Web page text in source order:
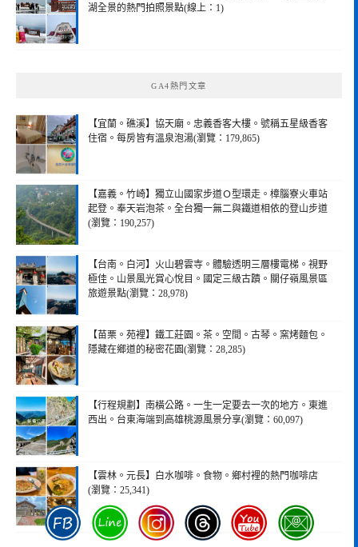
湖全景的熱門拍照景點(線上：1)
GA4熱門文章
【宜蘭。礁溪】協天廟。忠義香客大樓。號稱五星級香客
住宿。每房皆有溫泉泡湯(瀏覽：179,865)
【嘉義。竹崎】獨立山國家步道Ｏ型環走。樟腦寮火車站
起登。奉天岩泡茶。全台獨一無二與鐵道相依的登山步道
(瀏覽：190,257)
【台南。白河】火山碧雲寺。體驗透明三層樓電梯。視野
極佳。山景風光賞心悅目。國定三級古蹟。關仔嶺風景區
旅遊景點(瀏覽：28,978)
【苗栗。苑裡】鐵工莊園。茶。空間。古琴。窯烤麵包。
隱藏在鄉道的秘密花園(瀏覽：28,285)
【行程規劃】南橫公路。一生一定要去一次的地方。東進
西出。台東海端到高雄桃源風景分享(瀏覽：60,097)
【雲林。元長】白水咖啡。食物。鄉村裡的熱門咖啡店
(瀏覽：25,341)